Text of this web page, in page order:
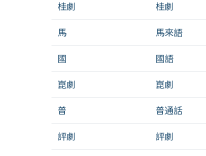
桂劇 桂劇
馬 馬來語
國 國語
崑劇 崑劇
普 普通話
評劇 評劇